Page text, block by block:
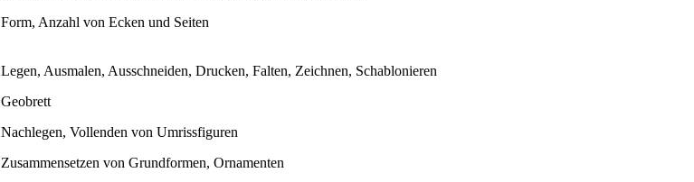
Form, Anzahl von Ecken und Seiten
Legen, Ausmalen, Ausschneiden, Drucken, Falten, Zeichnen, Schablonieren
Geobrett
Nachlegen, Vollenden von Umrissfiguren
Zusammensetzen von Grundformen, Ornamenten